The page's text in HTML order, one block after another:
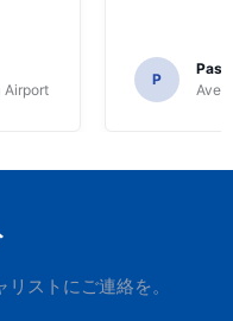
Airport
P
Avec
ストにご連絡を。